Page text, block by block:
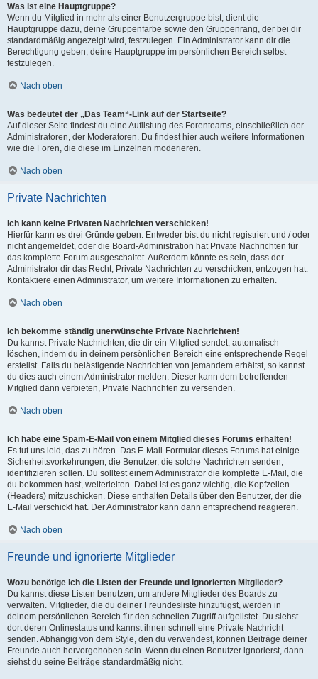
Was ist eine Hauptgruppe?
Wenn du Mitglied in mehr als einer Benutzergruppe bist, dient die
Hauptgruppe dazu, deine Gruppenfarbe sowie den Gruppenrang, der bei dir
standardmäßig angezeigt wird, festzulegen. Ein Administrator kann dir die
Berechtigung geben, deine Hauptgruppe im persönlichen Bereich selbst
festzulegen.
Nach oben
Was bedeutet der „Das Team“-Link auf der Startseite?
Auf dieser Seite findest du eine Auflistung des Forenteams, einschließlich der
Administratoren, der Moderatoren. Du findest hier auch weitere Informationen
wie die Foren, die diese im Einzelnen moderieren.
Nach oben
Private Nachrichten
Ich kann keine Privaten Nachrichten verschicken!
Hierfür kann es drei Gründe geben: Entweder bist du nicht registriert und / oder
nicht angemeldet, oder die Board-Administration hat Private Nachrichten für
das komplette Forum ausgeschaltet. Außerdem könnte es sein, dass der
Administrator dir das Recht, Private Nachrichten zu verschicken, entzogen hat.
Kontaktiere einen Administrator, um weitere Informationen zu erhalten.
Nach oben
Ich bekomme ständig unerwünschte Private Nachrichten!
Du kannst Private Nachrichten, die dir ein Mitglied sendet, automatisch
löschen, indem du in deinem persönlichen Bereich eine entsprechende Regel
erstellst. Falls du belästigende Nachrichten von jemandem erhältst, so kannst
du dies auch einem Administrator melden. Dieser kann dem betreffenden
Mitglied dann verbieten, Private Nachrichten zu versenden.
Nach oben
Ich habe eine Spam-E-Mail von einem Mitglied dieses Forums erhalten!
Es tut uns leid, das zu hören. Das E-Mail-Formular dieses Forums hat einige
Sicherheitsvorkehrungen, die Benutzer, die solche Nachrichten senden,
identifizieren sollen. Du solltest einem Administrator die komplette E-Mail, die
du bekommen hast, weiterleiten. Dabei ist es ganz wichtig, die Kopfzeilen
(Headers) mitzuschicken. Diese enthalten Details über den Benutzer, der die
E-Mail verschickt hat. Der Administrator kann dann entsprechend reagieren.
Nach oben
Freunde und ignorierte Mitglieder
Wozu benötige ich die Listen der Freunde und ignorierten Mitglieder?
Du kannst diese Listen benutzen, um andere Mitglieder des Boards zu
verwalten. Mitglieder, die du deiner Freundesliste hinzufügst, werden in
deinem persönlichen Bereich für den schnellen Zugriff aufgelistet. Du siehst
dort deren Onlinestatus und kannst ihnen schnell eine Private Nachricht
senden. Abhängig von dem Style, den du verwendest, können Beiträge deiner
Freunde auch hervorgehoben sein. Wenn du einen Benutzer ignorierst, dann
siehst du seine Beiträge standardmäßig nicht.